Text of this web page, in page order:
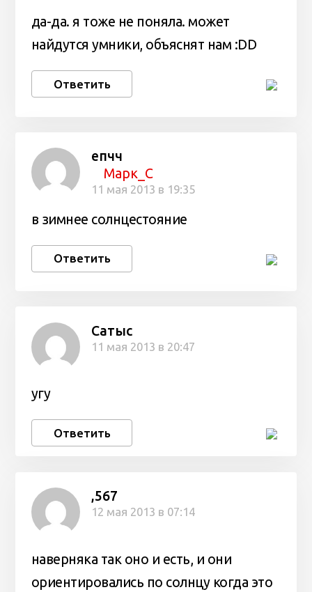
да-да. я тоже не поняла. может
найдутся умники, объяснят нам :DD
Ответить
епчч
Марк_С
11 мая 2013 в 19:35
в зимнее солнцестояние
Ответить
Сатыс
11 мая 2013 в 20:47
угу
Ответить
,567
12 мая 2013 в 07:14
наверняка так оно и есть, и они
ориентировались по солнцу когда это